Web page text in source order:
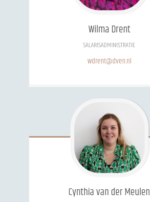
WilmaDrent
SALARISADMINISTRATIE
wdrent@dven.nl
Cynthiavan der Meulen